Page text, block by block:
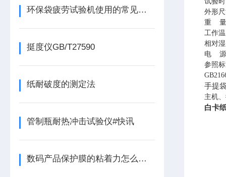
环保袋疲劳试验机使用的常见问题有哪些？
挺度仪GB/T27590
纸耐破度的测定法
管制瓶耐热冲击试验仪#快讯
数码产品保护膜的粘着力怎么测试
外形
重
量
工作
相对
电
源
参照
手提
主机
白卡